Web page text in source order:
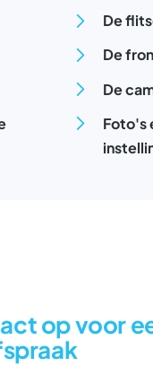
De
De
De
Foto's
op voor